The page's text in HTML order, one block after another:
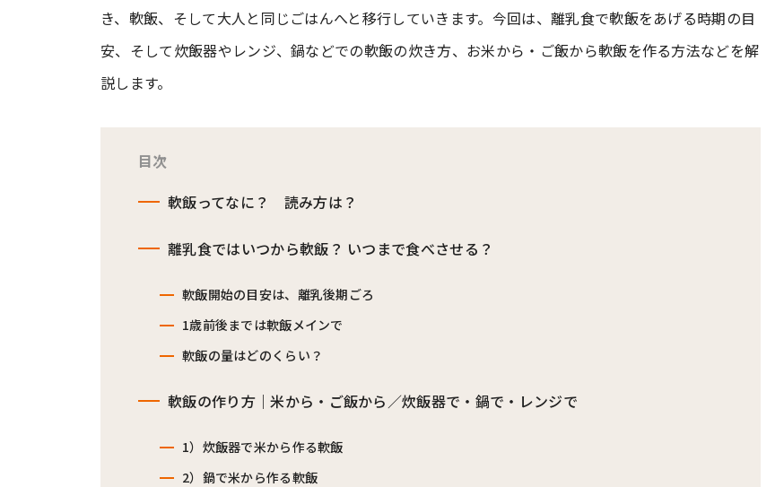
#渡邊大地の令和的ワーパパ道 #ベビーニュース #マタニティニュース
き、軟飯、そして大人と同じごはんへと移行していきます。今回は、離乳食で軟飯をあげる時期の目
安、そして炊飯器やレンジ、鍋などでの軟飯の炊き方、お米から・ご飯から軟飯を作る方法などを解
説します。
目次
軟飯ってなに？ 読み方は？
離乳食ではいつから軟飯？ いつまで食べさせる？
軟飯開始の目安は、離乳後期ごろ
1歳前後までは軟飯メインで
軟飯の量はどのくらい？
軟飯の作り方｜米から・ご飯から／炊飯器で・鍋で・レンジで
1）炊飯器で米から作る軟飯
2）鍋で米から作る軟飯